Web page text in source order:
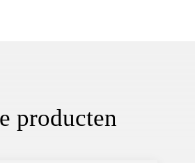
producten